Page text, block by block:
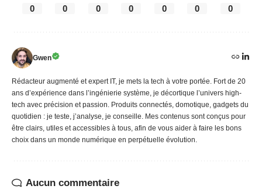
0 0 0 0 0 0 0
Gwen
Rédacteur augmenté et expert IT, je mets la tech à votre portée. Fort de 20
ans d’expérience dans l’ingénierie système, je décortique l’univers high-
tech avec précision et passion. Produits connectés, domotique, gadgets du
quotidien : je teste, j’analyse, je conseille. Mes contenus sont conçus pour
être clairs, utiles et accessibles à tous, afin de vous aider à faire les bons
choix dans un monde numérique en perpétuelle évolution.
Aucun commentaire